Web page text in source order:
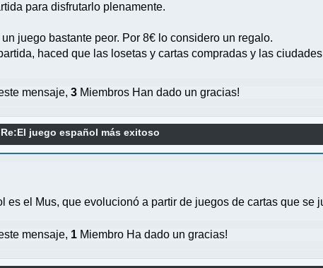
para disfrutarlo plenamente.
juego bastante peor. Por 8€ lo considero un regalo.
haced que las losetas y cartas compradas y las
mensaje,3 Miembros Han dado un gracias!
Re:El juego español más exitoso
es el Mus, que evolucionó a partir de juegos de cartas que
mensaje, 1 Miembro Ha dado un gracias!